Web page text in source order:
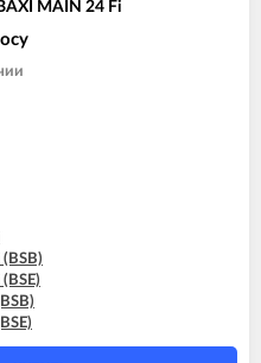
MAIN 24 Fi